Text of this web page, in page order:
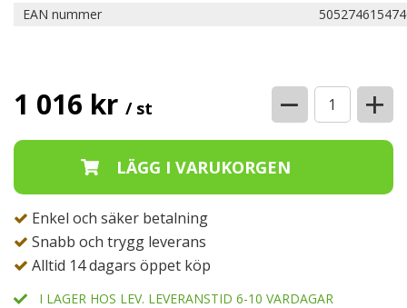
EAN nummer
1 016 kr / st − +
Enkel och säker betalning
Snabb och trygg leverans
Alltid 14 dagars öppet köp
I LAGER HOS LEV. LEVERANSTID 6-10 VARDAGAR